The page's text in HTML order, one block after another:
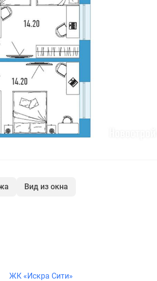
Вид из окна
ЖК «Искра Сити»